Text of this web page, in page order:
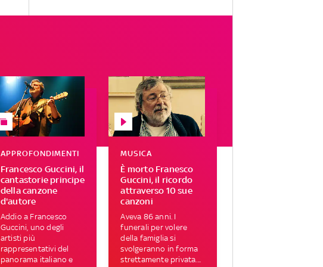
Francesco Guccini, il
cantastorie principe
della canzone
d'autore
APPROFONDIMENTI
Addio a Francesco
Guccini, uno degli
artisti più
rappresentativi del
panorama italiano e
È morto Franesco
Guccini, il ricordo
attraverso 10 sue
canzoni
MUSICA
Aveva 86 anni. I
funerali per volere
della famiglia si
svolgeranno in forma
strettamente privata....